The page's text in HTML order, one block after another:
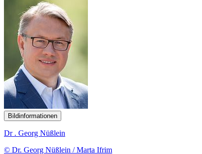
Bildinformationen
Dr . Georg Nüßlein
© Dr. Georg Nüßlein / Marta Ifrim